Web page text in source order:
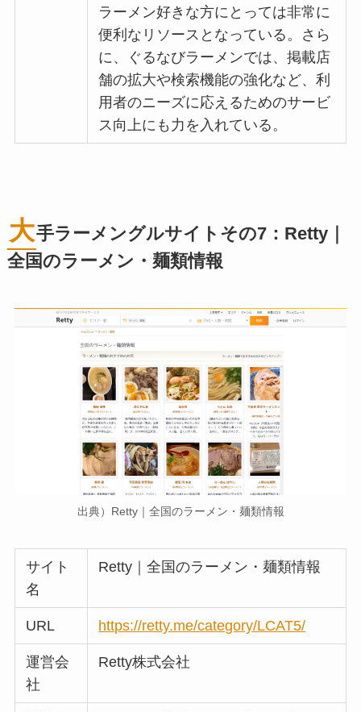
ラーメン好きな方にとっては非常に
便利なリソースとなっている。さら
に、ぐるなびラーメンでは、掲載店
舗の拡大や検索機能の強化など、利
用者のニーズに応えるためのサービ
ス向上にも力を入れている。
大手ラーメングルサイトその7：Retty｜
全国のラーメン・麺類情報
出典）Retty｜全国のラーメン・麺類情報
サイト
名
Retty｜全国のラーメン・麺類情報
URL https://retty.me/category/LCAT5/
運営会
社
Retty株式会社